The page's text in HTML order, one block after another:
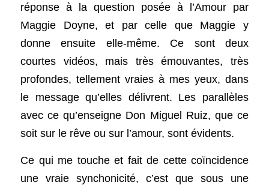
réponse à la question posée à l’Amour par
Maggie Doyne, et par celle que Maggie y
donne ensuite elle-même. Ce sont deux
courtes vidéos, mais très émouvantes, très
profondes, tellement vraies à mes yeux, dans
le message qu’elles délivrent. Les parallèles
avec ce qu’enseigne Don Miguel Ruiz, que ce
soit sur le rêve ou sur l’amour, sont évidents.
Ce qui me touche et fait de cette coïncidence
une vraie synchonicité, c’est que sous une